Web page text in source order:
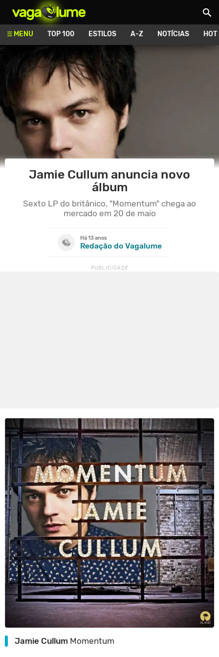
MENU TOP 100 ESTILOS A-Z NOTÍCIAS
Jamie Cullum anuncia novo
álbum
Sexto LP do britânico, "Momentum" chega ao
mercado em 20 de maio
Há 13 anos
Redação do Vagalume
Jamie Cullum Momentum